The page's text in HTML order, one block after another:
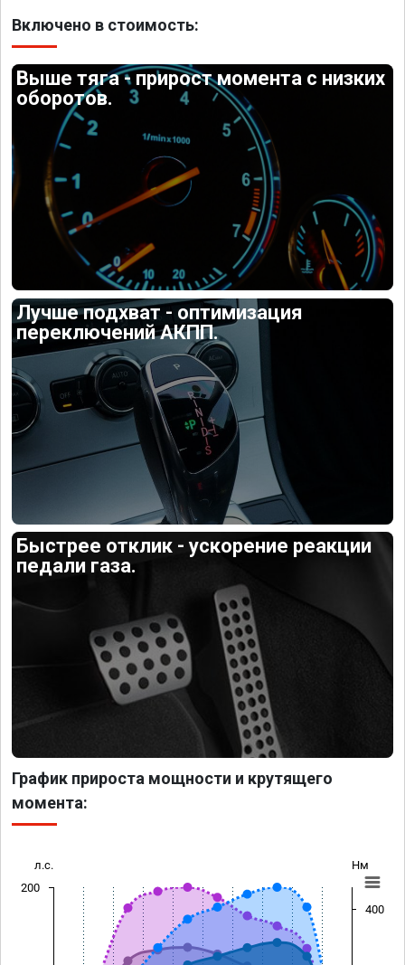
Включено в стоимость:
Выше тяга - прирост момента с низких
оборотов.
Лучше подхват - оптимизация
переключений АКПП.
Быстрее отклик - ускорение реакции
педали газа.
График прироста мощности и крутящего
момента:
л.с. Нм
200
400